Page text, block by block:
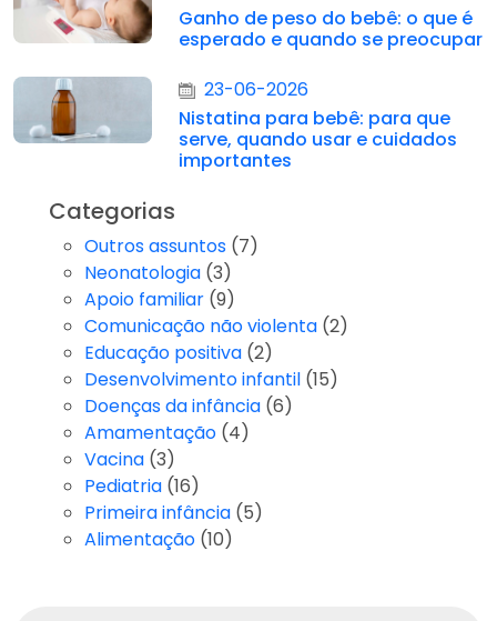
Ganho de peso do bebê: o que é
esperado e quando se preocupar
23-06-2026
Nistatina para bebê: para que
serve, quando usar e cuidados
importantes
Categorias
Outros assuntos (7)
Neonatologia (3)
Apoio familiar (9)
Comunicação não violenta (2)
Educação positiva (2)
Desenvolvimento infantil (15)
Doenças da infância (6)
Amamentação (4)
Vacina (3)
Pediatria (16)
Primeira infância (5)
Alimentação (10)